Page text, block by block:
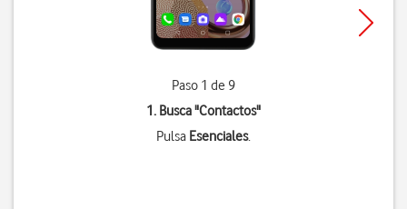
Paso 1 de 9
1. Busca "Contactos"
Pulsa Esenciales.